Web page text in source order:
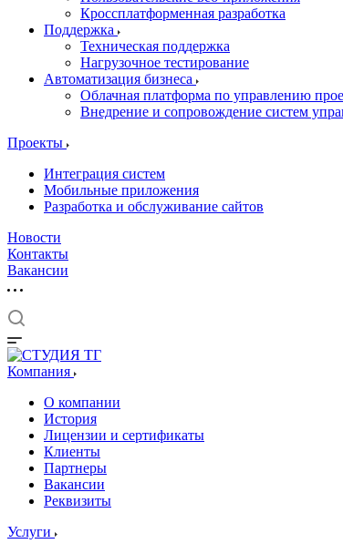
Кроссплатформенная разработка
Поддержка
Техническая поддержка
Нагрузочное тестирование
Автоматизация бизнеса
Облачная платформа по управлению
Внедрение и сопровождение систем
Проекты
Интеграция систем
Мобильные приложения
Разработка и обслуживание сайтов
Новости
Контакты
Вакансии
Компания
О компании
История
Лицензии и сертификаты
Клиенты
Партнеры
Вакансии
Реквизиты
Услуги